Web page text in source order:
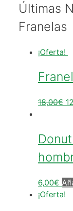
Últimas
Franelas
¡Oferta!
18,00€
6,00€
¡Oferta!